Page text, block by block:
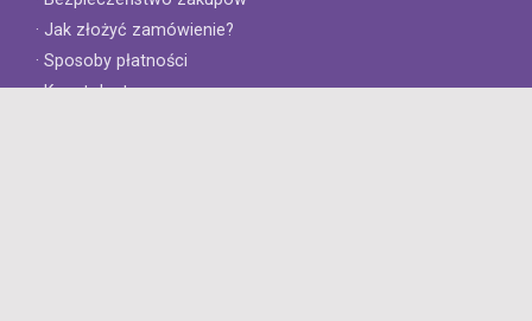
· Jak złożyć zamówienie?
· Sposoby płatności
· Koszt dostawy